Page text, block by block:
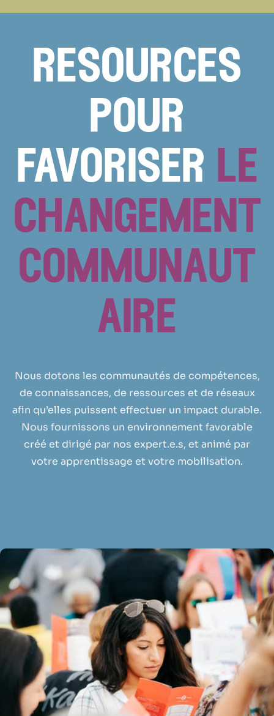
resources
pour
favoriser le
changement
communaut
aire
Nous dotons les communautés de compétences,
de connaissances, de ressources et de réseaux
afin qu’elles puissent effectuer un impact durable.
Nous fournissons un environnement favorable
créé et dirigé par nos expert.e.s, et animé par
votre apprentissage et votre mobilisation.